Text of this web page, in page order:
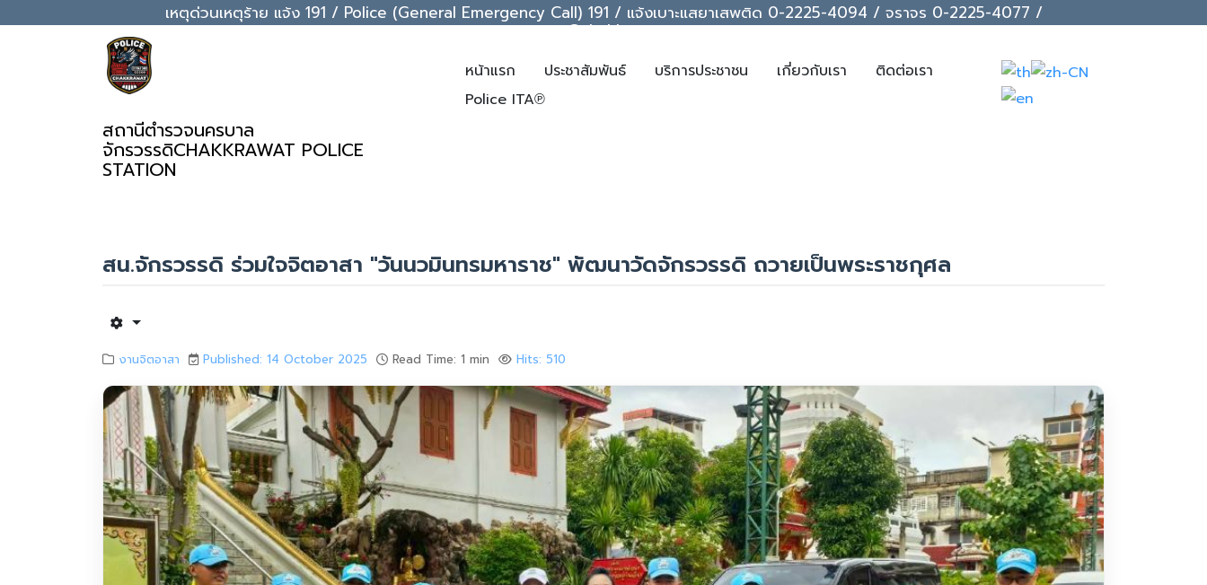
เหตุด่วนเหตุร้าย แจ้ง 191 / Police (General Emergency Call) 191 / แจ้งเบาะแสยาเสพติด 0-2225-4094 / จราจร 0-2225-4077 /
support@chakkrawat.com
สถานีตำรวจนครบาล
จักรวรรดิCHAKKRAWAT POLICE
STATION
หน้าแรก ประชาสัมพันธ์ บริการประชาชน เกี่ยวกับเรา
ติดต่อเรา
Police ITA℗
สน.จักรวรรดิ ร่วมใจจิตอาสา "วันนวมินทรมหาราช" พัฒนาวัดจักรวรรดิ ถวายเป็นพระราชกุศล
งานจิตอาสา Published: 14 October 2025 Read Time: 1 min Hits: 510